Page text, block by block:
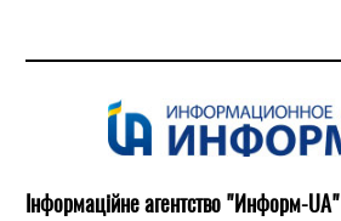
Інформаційне агентство "Информ-UA"